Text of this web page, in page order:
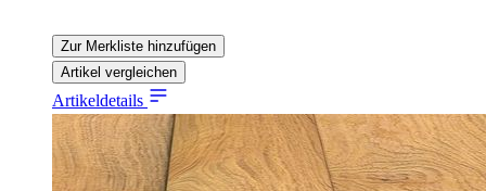
Zur Merkliste hinzufügen
Artikel vergleichen
Artikeldetails